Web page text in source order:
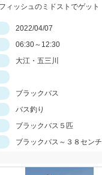
2022/04/07
06:30～12:30
大江・五三川
ブラックバス
バス釣り
ブラックバス５匹
ブラックバス～３８センチ